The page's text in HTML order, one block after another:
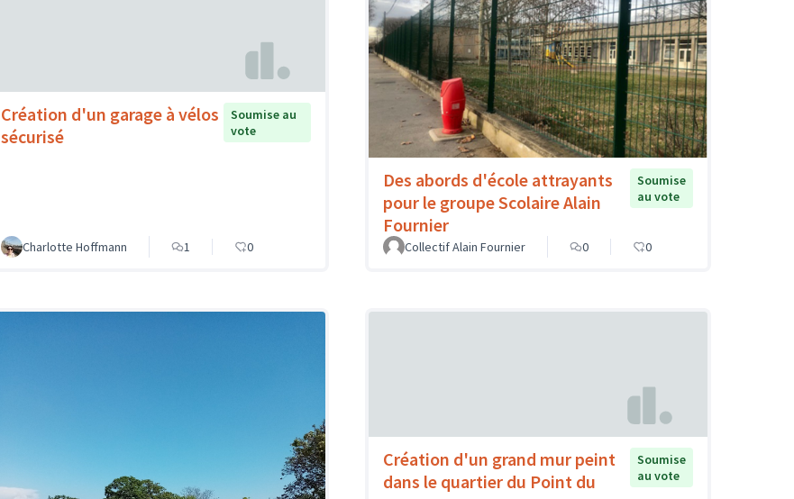
Création d'un garage à vélos
sécurisé
Soumise au
vote
Charlotte Hoffmann 1 0
Des abords d'école attrayants
pour le groupe Scolaire Alain
Fournier
Soumise
au vote
Collectif Alain Fournier 0 0
Création d'un grand mur peint
dans le quartier du Point du
Soumise
au vote